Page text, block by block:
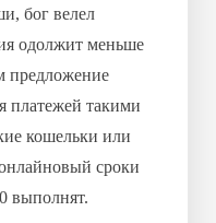
бог велел
одолжит меньше
предложение
платежей такими
кошельки или
сроки
выполнят.